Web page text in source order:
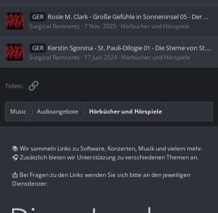
GER Rosie M. Clark - Große Gefühle in Sonneninsel 05 - Der Duft von Honig und Zitronen (Ungekürzt)
Surgical Remnants 7 Nov. 2025 Hörbücher und Hörspiele
GER Kerstin Sgonina - St. Pauli-Dilogie 01 - Die Sterne von St. Pauli - Eine junge Frau, die Beatles und die Große Freiheit (Ungekürzt)
Surgical Remnants 17 Juni 2024 Hörbücher und Hörspiele
Teilen: Link
Music Audioangebote Hörbücher und Hörspiele
📚 Wir sammeln Links zu Software, Konzerten, Musik und vielem mehr.
🎧 Zusätzlich bieten wir Unterstützung zu verschiedenen Themen an.
📩 Bei Fragen zu den Links wenden Sie sich bitte an den jeweiligen
Dienstleister.